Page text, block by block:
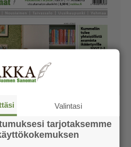
Valintasi
tarjotaksemme